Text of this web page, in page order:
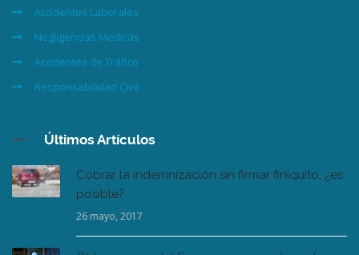
Accidentes Laborales
Negligencias Medicas
Accidentes de Tráfico
Responsabilidad Civil
Últimos Artículos
Cobrar la indemnización sin firmar finiquito, ¿es
posible?
26 mayo, 2017